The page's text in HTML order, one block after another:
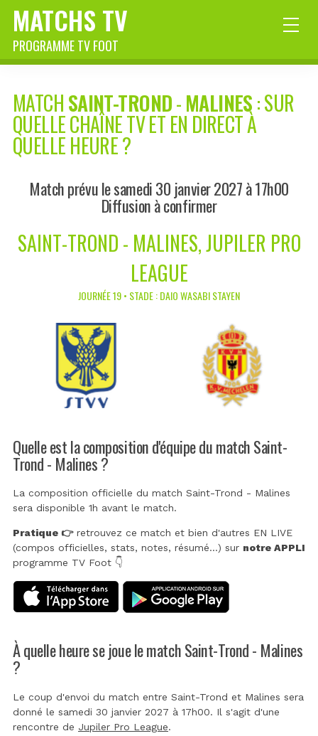
MATCHS TV
PROGRAMME TV FOOT
MATCHSAINT-TROND-MALINES: SUR
QUELLE CHAÎNE TV ET EN DIRECT À
QUELLE HEURE ?
Match prévu le samedi 30 janvier 2027 à 17h00
Diffusion à confirmer
SAINT-TROND - MALINES, JUPILER PRO
LEAGUE
JOURNÉE 19 • STADE : DAIO WASABI STAYEN
Quelle est la composition d'équipe du match Saint-
Trond - Malines ?
La composition officielle du match Saint-Trond - Malines
sera disponible 1h avant le match.
Pratique 👉retrouvez ce match et bien d'autres EN LIVE
(compos officielles, stats, notes, résumé...) sur notre APPLI
programme TV Foot 👇
À quelle heure se joue le match Saint-Trond - Malines
?
Le coup d'envoi du match entre Saint-Trond et Malines sera
donné le samedi 30 janvier 2027 à 17h00. Il s'agit d'une
rencontre de Jupiler Pro League.